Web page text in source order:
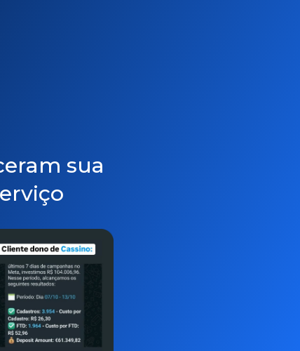
sua